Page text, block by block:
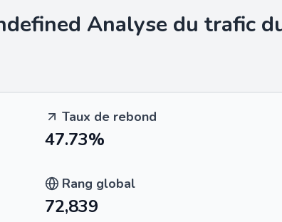
Analyse du trafic
Taux de rebond
47.73%
Rang global
72,839